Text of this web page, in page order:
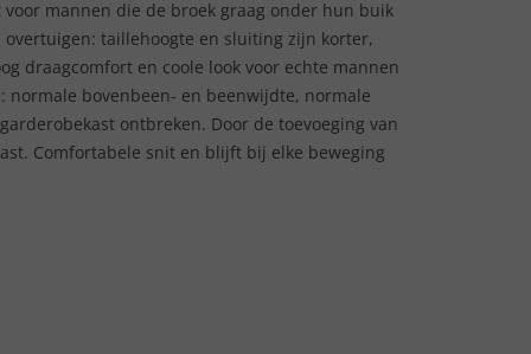
mannen die de broek graag onder hun buik
overtuigen: taillehoogte en sluiting zijn korter,
draagcomfort en coole look voor echte mannen
bovenbeen- en beenwijdte, normale
ontbreken. Door de toevoeging van
Comfortabele snit en blijft bij elke beweging